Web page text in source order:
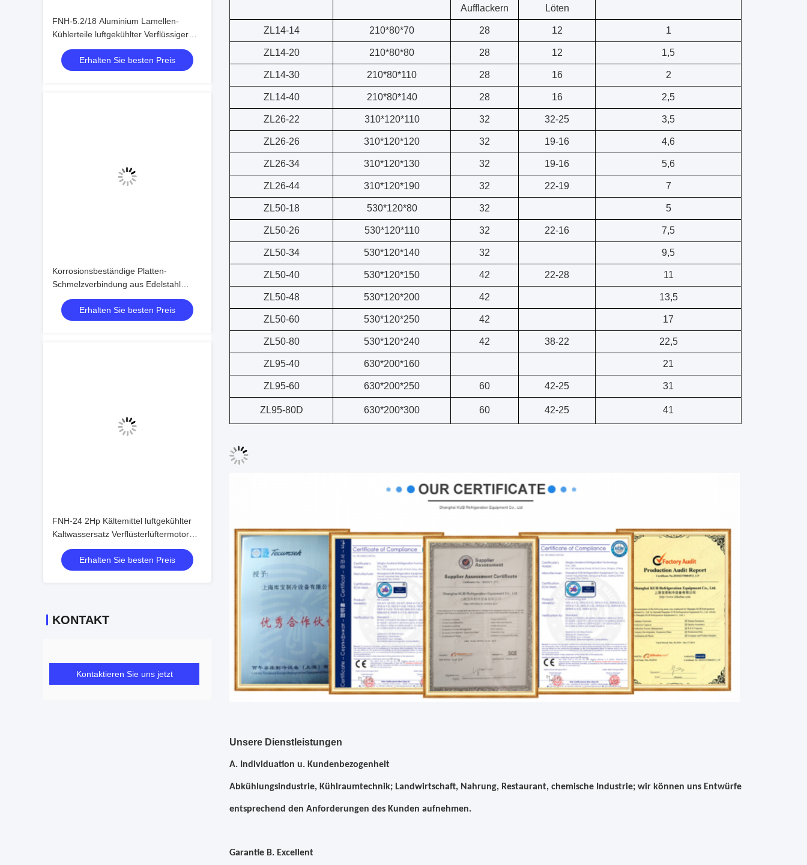
FNH-5.2/18 Aluminium Lamellen-
Kühlerteile luftgekühlter Verflüssiger
Kälte-Verflüssiger
Erhalten Sie besten Preis
Korrosionsbeständige Platten-
Schmelzverbindung aus Edelstahl
316L-Plattenwärmetauscher für
chemische Arbeitsbedingungen
Erhalten Sie besten Preis
FNH-24 2Hp Kältemittel luftgekühlter
Kaltwassersatz Verflüsterlüftermotor
Design Lüfterkonvektor Verflüsterer
Erhalten Sie besten Preis
KONTAKT
Kontaktieren Sie uns jetzt
Aufflackern Löten
ZL14-14 210*80*70 28 12 1
ZL14-20 210*80*80 28 12 1,5
ZL14-30 210*80*110 28 16 2
ZL14-40 210*80*140 28 16 2,5
ZL26-22 310*120*110 32 32-25 3,5
ZL26-26 310*120*120 32 19-16 4,6
ZL26-34 310*120*130 32 19-16 5,6
ZL26-44 310*120*190 32 22-19 7
ZL50-18 530*120*80 32 5
ZL50-26 530*120*110 32 22-16 7,5
ZL50-34 530*120*140 32 9,5
ZL50-40 530*120*150 42 22-28 11
ZL50-48 530*120*200 42 13,5
ZL50-60 530*120*250 42 17
ZL50-80 530*120*240 42 38-22 22,5
ZL95-40 630*200*160 21
ZL95-60 630*200*250 60 42-25 31
ZL95-80D 630*200*300 60 42-25 41
Unsere Dienstleistungen
A. Individuation u. Kundenbezogenheit
Abkühlungsindustrie, Kühlraumtechnik; Landwirtschaft, Nahrung, Restaurant, chemische Industrie; wir können uns Entwürfe
entsprechend den Anforderungen des Kunden aufnehmen.
Garantie B. Excellent